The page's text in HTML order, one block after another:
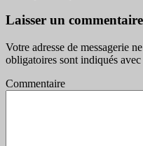
Laisser un commentaire
Votre adresse de messagerie
obligatoires sont indiqués avec
Commentaire